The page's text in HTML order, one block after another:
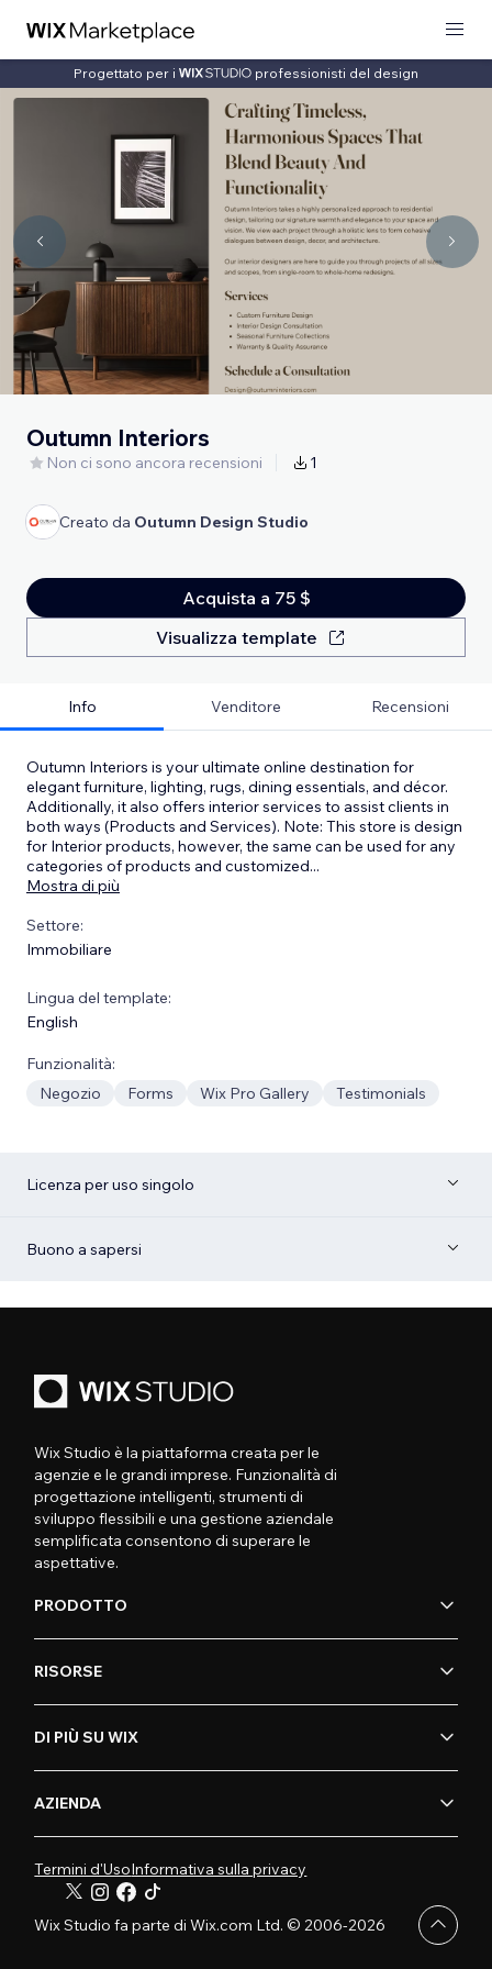
Progettato per i professionisti del design
Outumn Interiors
Non ci sono ancora recensioni 1
Creato da Outumn Design Studio
Acquista a 75 $
Visualizza template
Info Venditore Recensioni
Outumn Interiors is your ultimate online destination for
elegant furniture, lighting, rugs, dining essentials, and décor.
Additionally, it also offers interior services to assist clients in
both ways (Products and Services). Note: This store is design
for Interior products, however, the same can be used for any
categories of products and customized...
Mostra di più
Settore:
Immobiliare
Lingua del template:
English
Funzionalità:
Negozio
Forms Wix Pro Gallery Testimonials
Licenza per uso singolo
Buono a sapersi
Wix Studio è la piattaforma creata per le
agenzie e le grandi imprese. Funzionalità di
progettazione intelligenti, strumenti di
sviluppo flessibili e una gestione aziendale
semplificata consentono di superare le
aspettative.
PRODOTTO
RISORSE
DI PIÙ SU WIX
AZIENDA
Termini d'UsoInformativa sulla privacy
Wix Studio fa parte di Wix.com Ltd. © 2006-2026